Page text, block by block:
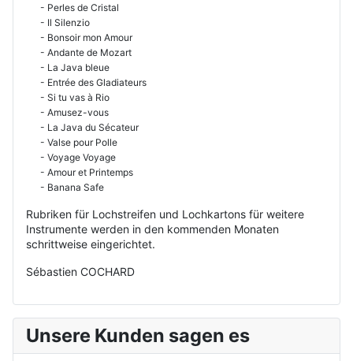
- Perles de Cristal
- Il Silenzio
- Bonsoir mon Amour
- Andante de Mozart
- La Java bleue
- Entrée des Gladiateurs
- Si tu vas à Rio
- Amusez-vous
- La Java du Sécateur
- Valse pour Polle
- Voyage Voyage
- Amour et Printemps
- Banana Safe
Rubriken für Lochstreifen und Lochkartons für weitere
Instrumente werden in den kommenden Monaten
schrittweise eingerichtet.
Sébastien COCHARD
Unsere Kunden sagen es